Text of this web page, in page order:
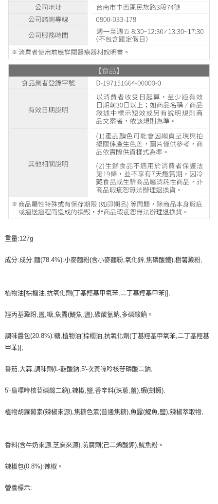
重量:127g
成分:成分:麵(78.4%):小麥麵粉(含小麥麵粉,氧化鋅,焦磷酸鐵),樹薯澱粉,
植物油[棕櫚油,抗氧化劑(丁基羥基甲氧苯,二丁基羥基甲苯)],
羥丙基澱粉,鹽,糖,魚露(鯷魚,鹽),碳酸氫鈉,多磷酸鈉。
調味醬包(20.8%):糖,植物油[棕櫚油,抗氧化劑(丁基羥基甲氧苯,二丁基羥基
甲苯)],
番茄,大蒜,調味劑(L-麩酸鈉,5'-次黃嘌呤核苷磷酸二鈉,
5'-鳥嘌呤核苷磷酸二鈉),辣椒,鹽,香辛料(珠蔥,薑),蝦(劍蝦),
植物胡蘿蔔素(辣椒來源),焦糖色素(普通焦糖),魚露(鯷魚,鹽),辣椒萃取物,
香料(含牛奶來源,芝麻來源),防腐劑(己二烯酸鉀),魷魚粉。
辣椒包(0.8%):辣椒。
營養標示: